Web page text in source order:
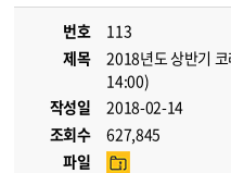
번호
113
제목
2018년도 상반기
14:00)
작성일
2018-02-14
조회수
627,845
파일